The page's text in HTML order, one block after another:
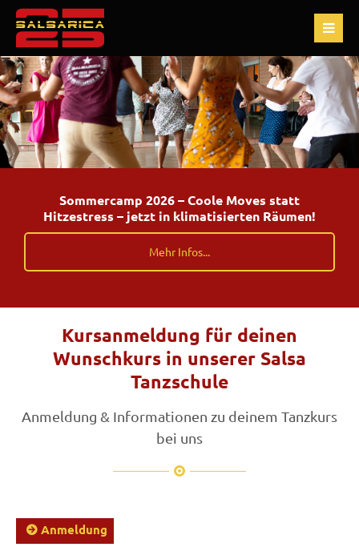
Sommercamp 2026 – Coole Moves statt
Hitzestress – jetzt in klimatisierten Räumen!
Mehr Infos...
Kursanmeldung für deinen
Wunschkurs in unserer Salsa
Tanzschule
Anmeldung & Informationen zu deinem Tanzkurs
bei uns
Anmeldung